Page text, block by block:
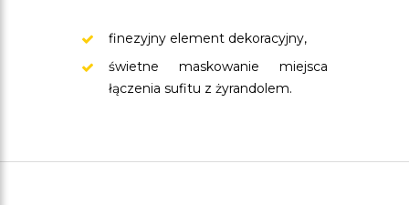
finezyjny element dekoracyjny,
świetne maskowanie miejsca
łączenia sufitu z żyrandolem.